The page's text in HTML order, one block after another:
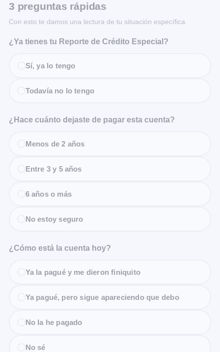
3 preguntas rápidas
Con esto te damos una lectura de tu situación específica.
¿Ya tienes tu Reporte de Crédito Especial?
Sí, ya lo tengo
Todavía no lo tengo
¿Hace cuánto dejaste de pagar esta cuenta?
Menos de 2 años
Entre 3 y 5 años
6 años o más
No estoy seguro
¿Cómo está la cuenta hoy?
Ya la pagué y me dieron finiquito
Ya pagué, pero sigue apareciendo que debo
No la he pagado
No sé